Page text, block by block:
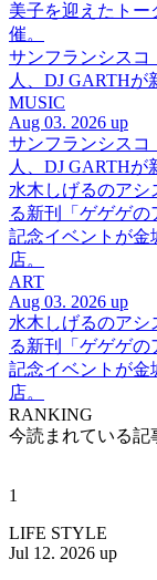
美子を迎えたトー
催。
サンフランシスコ
人、DJ GARTHが
MUSIC
Aug 03. 2026 up
サンフランシスコ
人、DJ GARTHが
水木しげるのアシ
る新刊「ゲゲゲ
記念イベントが金
店。
ART
Aug 03. 2026 up
水木しげるのアシ
る新刊「ゲゲゲ
記念イベントが金
店。
RANKING
今読まれている記
1
LIFE STYLE
Jul 12. 2026 up